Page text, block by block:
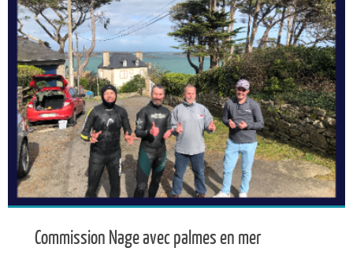
Commission Nage avec palmes en mer